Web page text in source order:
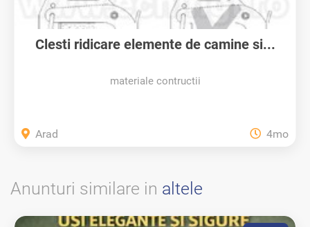
Clesti ridicare elemente de camine si...
materiale contructii
Arad 4mo
Anunturi similare in altele